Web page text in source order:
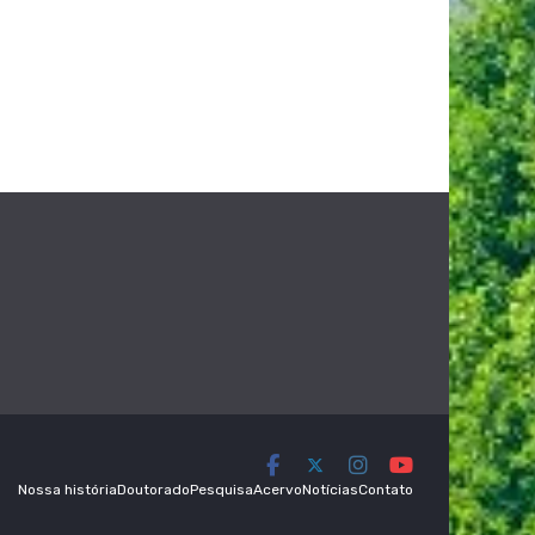
Nossa históriaDoutoradoPesquisaAcervoNotíciasContato